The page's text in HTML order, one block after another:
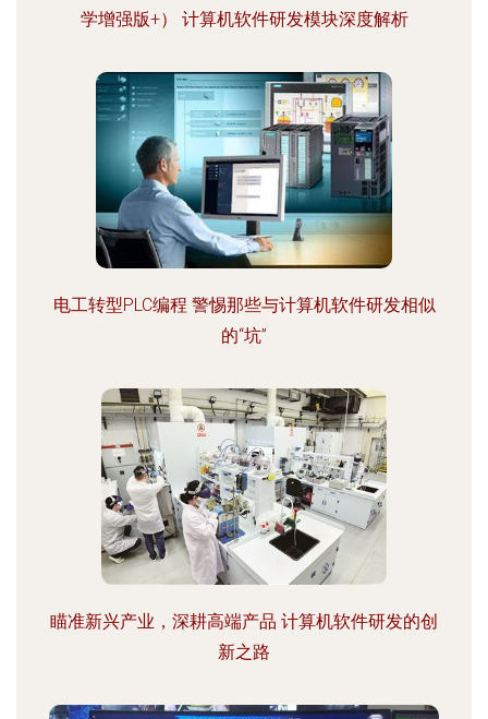
学增强版+） 计算机软件研发模块深度解析
电工转型PLC编程 警惕那些与计算机软件研发相似
的“坑”
瞄准新兴产业，深耕高端产品 计算机软件研发的创
新之路